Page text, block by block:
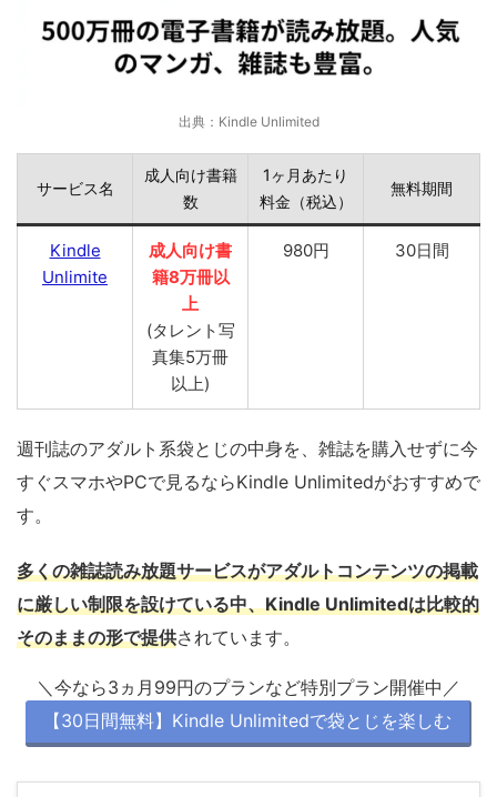
出典：Kindle Unlimited
サービス名
成人向け書籍
数
1ヶ月あたり
料金（税込）
無料期間
Kindle
Unlimite
成人向け書
籍8万冊以
上
(タレント写
真集5万冊
以上)
980円 30日間
週刊誌のアダルト系袋とじの中身を、雑誌を購入せずに今
すぐスマホやPCで見るならKindle Unlimitedがおすすめで
す。
多くの雑誌読み放題サービスがアダルトコンテンツの掲載
に厳しい制限を設けている中、Kindle Unlimitedは比較的
そのままの形で提供されています。
＼今なら3ヵ月99円のプランなど特別プラン開催中／
【30日間無料】Kindle Unlimitedで袋とじを楽しむ